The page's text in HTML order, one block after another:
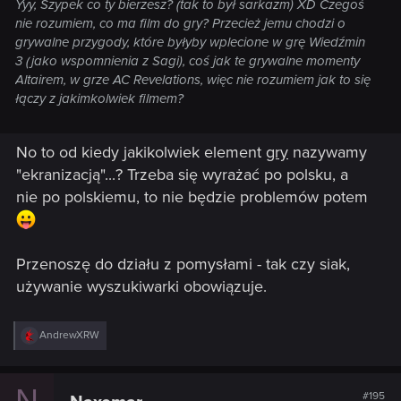
Yyy, Szypek co ty bierzesz? (tak to był sarkazm) XD Czegoś
nie rozumiem, co ma film do gry? Przecież jemu chodzi o
grywalne przygody, które byłyby wplecione w grę Wiedźmin
3 (jako wspomnienia z Sagi), coś jak te grywalne momenty
Altairem, w grze AC Revelations, więc nie rozumiem jak to się
łączy z jakimkolwiek filmem?
No to od kiedy jakikolwiek element gry nazywamy
"ekranizacją"...? Trzeba się wyrażać po polsku, a
nie po polskiemu, to nie będzie problemów potem
Przenoszę do działu z pomysłami - tak czy siak,
używanie wyszukiwarki obowiązuje.
R
e
AndrewXRW
#195